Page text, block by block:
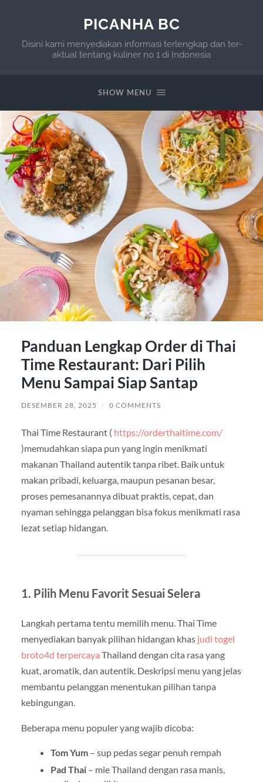
PICANHA BC
Disini kami menyediakan informasi terlengkap dan ter-
aktual tentang kuliner no 1 di Indonesia
SHOW MENU
Panduan Lengkap Order di Thai
Time Restaurant: Dari Pilih
Menu Sampai Siap Santap
DESEMBER 28, 2025 / 0 COMMENTS
Thai Time Restaurant ( https://orderthaitime.com/
)memudahkan siapa pun yang ingin menikmati
makanan Thailand autentik tanpa ribet. Baik untuk
makan pribadi, keluarga, maupun pesanan besar,
proses pemesanannya dibuat praktis, cepat, dan
nyaman sehingga pelanggan bisa fokus menikmati rasa
lezat setiap hidangan.
1. Pilih Menu Favorit Sesuai Selera
Langkah pertama tentu memilih menu. Thai Time
menyediakan banyak pilihan hidangan khas judi togel
broto4d terpercaya Thailand dengan cita rasa yang
kuat, aromatik, dan autentik. Deskripsi menu yang jelas
membantu pelanggan menentukan pilihan tanpa
kebingungan.
Beberapa menu populer yang wajib dicoba:
Tom Yum– sup pedas segar penuh rempah
Pad Thai– mie Thailand dengan rasa manis,